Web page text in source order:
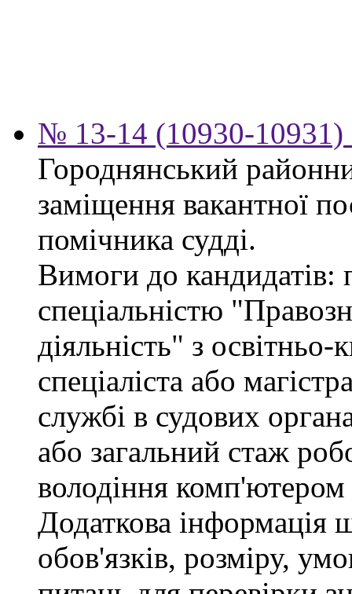
№ 13-14 (10930-10931)
Городнянський
заміщення вакантної
помічника судді.
Вимоги до кандидатів:
спеціальністю
діяльність" з
спеціаліста або
службі в судових
або загальний стаж
володіння комп'ютером
Додаткова інформація
обов'язків, розміру,